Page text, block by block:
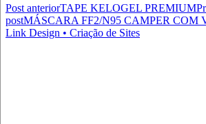
Post anteriorTAPE KELOGEL PREMIUM
postMÁSCARA FF2/N95 CAMPER COM
Link Design • Criação de Sites